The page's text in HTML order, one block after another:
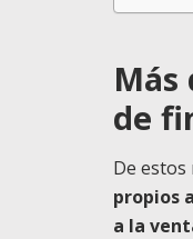
Más
de
De
propios
a la